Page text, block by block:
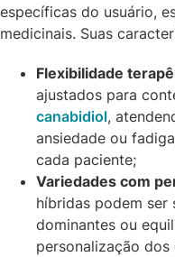
específicas do usuário,
medicinais. Suas
Flexibilidade
ajustados para
canabidiol,
ansiedade ou
cada paciente;
Variedades com
híbridas podem ser
dominantes ou
personalização dos